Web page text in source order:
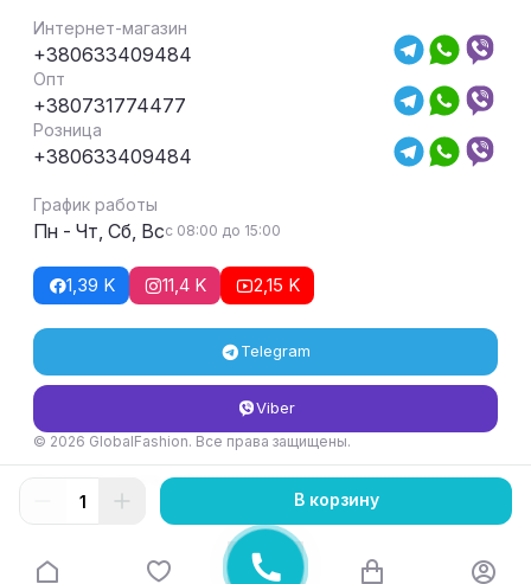
Интернет-магазин
+380633409484
Опт
+380731774477
Розница
+380633409484
График работы
Пн - Чт, Сб, Всс 08:00 до 15:00
1,39 K 11,4 K 2,15 K
Telegram
Viber
© 2026 GlobalFashion. Все права защищены.
Условия возврата и обмена товара
В корзину